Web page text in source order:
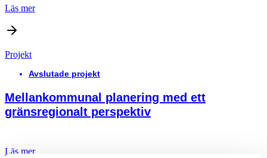
Läs mer
Projekt
Avslutade projekt
Mellankommunal planering med ett
gränsregionalt perspektiv
Läs mer